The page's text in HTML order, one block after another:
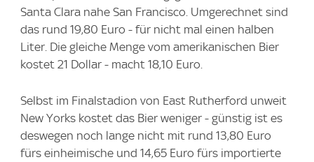
Santa Clara nahe San Francisco. Umgerechnet sind
das rund 19,80 Euro - für nicht mal einen halben
Liter. Die gleiche Menge vom amerikanischen Bier
kostet 21 Dollar - macht 18,10 Euro.
Selbst im Finalstadion von East Rutherford unweit
New Yorks kostet das Bier weniger - günstig ist es
deswegen noch lange nicht mit rund 13,80 Euro
fürs einheimische und 14,65 Euro fürs importierte